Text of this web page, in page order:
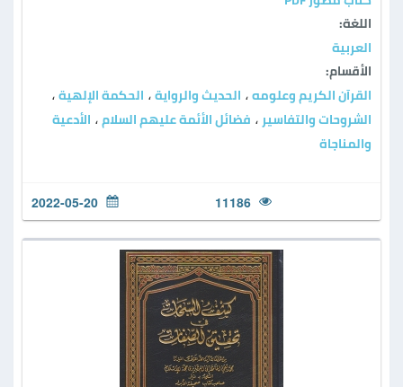
اللغة:
العربية
الأقسام:
القرآن الكريم وعلومه ، الحديث والرواية ، الحكمة الإلهية ،
الشروحات والتفاسير ، فضائل الأئمة عليهم السلام ، الأدعية
والمناجاة
11186
2022-05-20